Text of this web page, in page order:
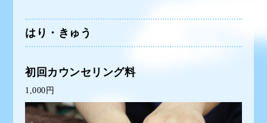
はり・きゅう
初回カウンセリング料
1,000円